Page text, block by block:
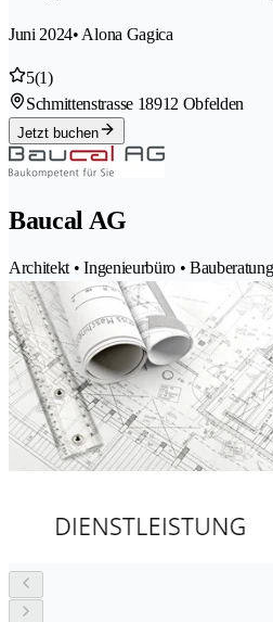
Juni 2024• Alona Gagica
5(1)
Schmittenstrasse 18912 Obfelden
Jetzt buchen
Baucal AG
Architekt • Ingenieurbüro •